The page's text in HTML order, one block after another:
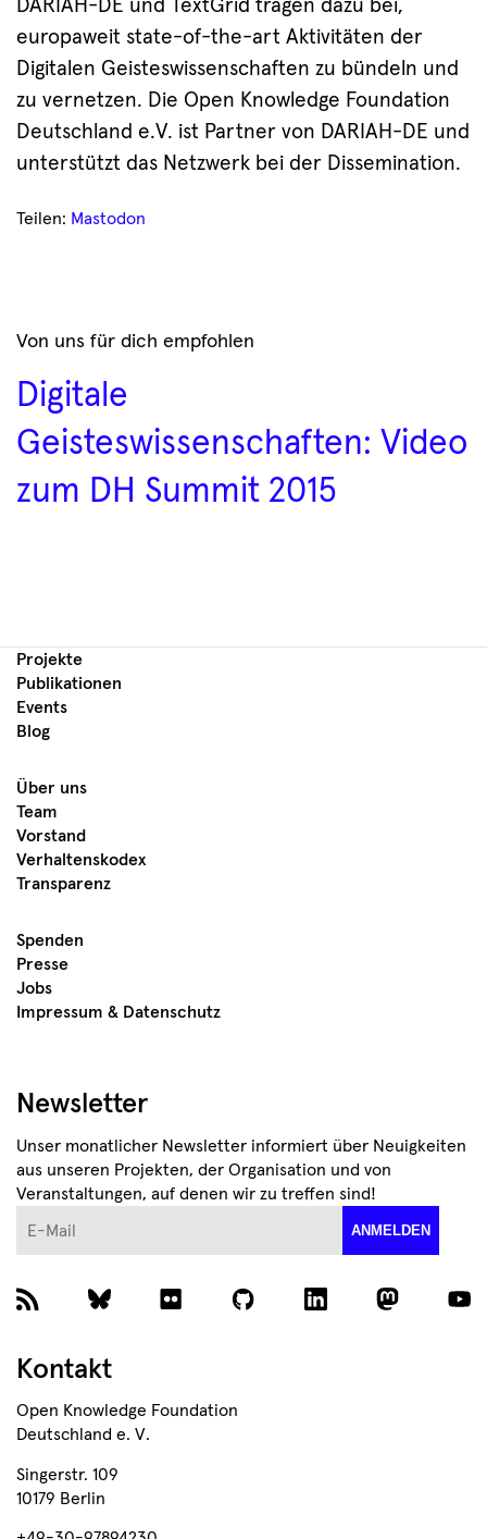
DARIAH-DE und TextGrid tragen dazu bei,
europaweit state-of-the-art Aktivitäten der
Digitalen Geisteswissenschaften zu bündeln und
zu vernetzen. Die Open Knowledge Foundation
Deutschland e.V. ist Partner von DARIAH-DE und
unterstützt das Netzwerk bei der Dissemination.
Teilen: Mastodon
Von uns für dich empfohlen
Digitale
Geisteswissenschaften: Video
zum DH Summit 2015
Projekte
Publikationen
Events
Blog
Über uns
Team
Vorstand
Verhaltenskodex
Transparenz
Spenden
Presse
Jobs
Impressum & Datenschutz
Newsletter
Unser monatlicher Newsletter informiert über Neuigkeiten
aus unseren Projekten, der Organisation und von
Veranstaltungen, auf denen wir zu treffen sind!
ANMELDEN
Kontakt
Open Knowledge Foundation
Deutschland e. V.
Singerstr. 109
10179 Berlin